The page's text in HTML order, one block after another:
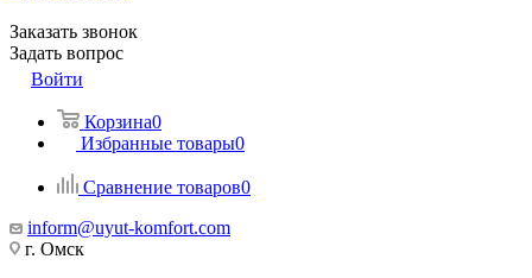
Заказать звонок
Задать вопрос
Войти
Корзина0
Избранные товары0
Сравнение товаров0
inform@uyut-komfort.com
г. Омск